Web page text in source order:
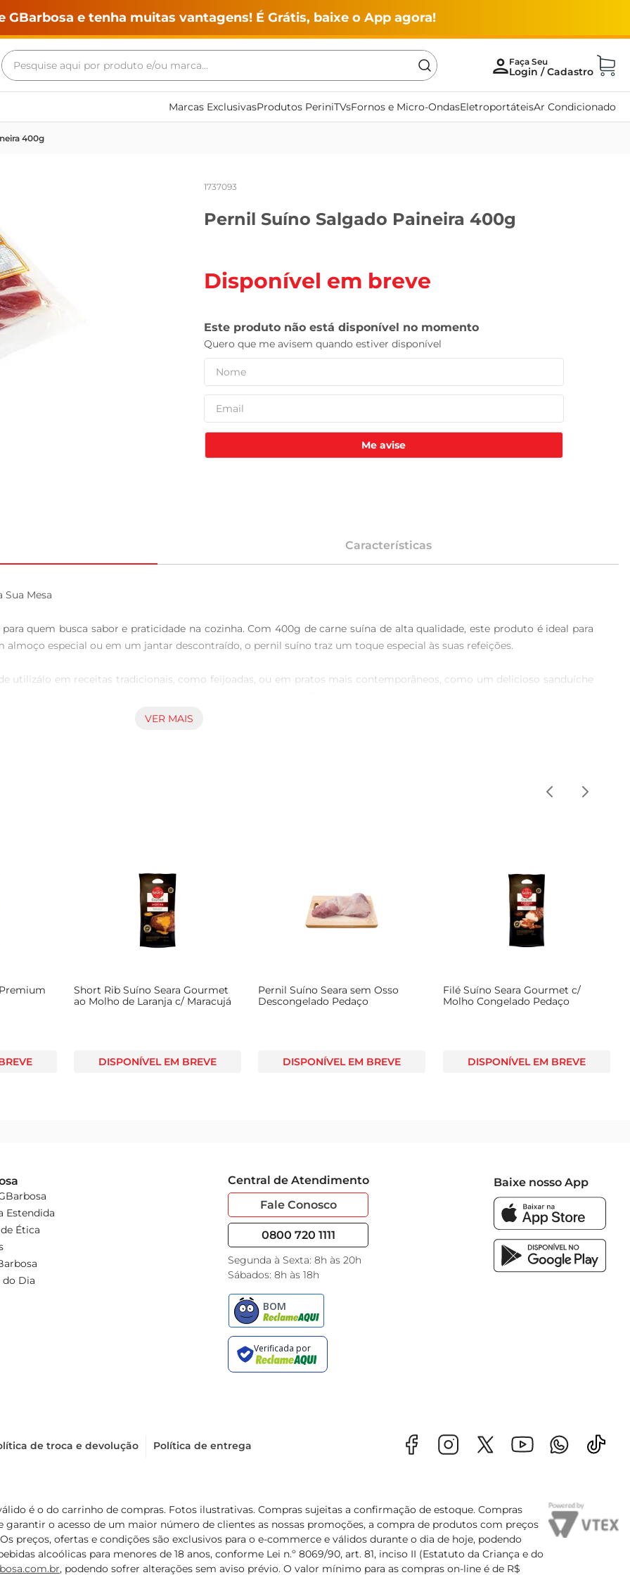
GBarbosa e tenha muitas vantagens! É Grátis, baixe o App agora!
Pesquise aqui por produto e/ou marca...
Marcas ExclusivasProdutos PeriniTVsFornos e Micro-OndasEletroportáteisAr Condicionado
400g
1737093
Pernil Suíno Salgado Paineira 400g
Disponível em breve
Me avise
Características
Mesa
quem busca sabor e praticidade na cozinha. Com 400g de carne suína de alta qualidade, este produto é ideal para
especial ou em um jantar descontraído, o pernil suíno traz um toque especial às suas refeições.
utilizálo em receitas tradicionais, como feijoadas, ou em pratos mais contemporâneos, como um delicioso sanduíche
VER MAIS
Short Rib Suíno Seara Gourmet
ao Molho de Laranja c/ Maracujá
DISPONÍVEL EM BREVE
Pernil Suíno Seara sem Osso
Descongelado Pedaço
DISPONÍVEL EM BREVE
Filé Suíno Seara Gourmet c/
Molho Congelado Pedaço
DISPONÍVEL EM BREVE
Estendida
Ética
do Dia
Central de Atendimento
Fale Conosco
0800 720 1111
Segunda à Sexta: 8h às 20h
Sábados: 8h às 18h
Baixe nosso App
de troca e devolução Política de entrega
é o do carrinho de compras. Fotos ilustrativas. Compras sujeitas a confirmação de estoque. Compras
garantir o acesso de um maior número de clientes as nossas promoções, a compra de produtos com preços
preços, ofertas e condições são exclusivos para o e-commerce e válidos durante o dia de hoje, podendo
alcoólicas para menores de 18 anos, conforme Lei n.º 8069/90, art. 81, inciso II (Estatuto da Criança e do
, podendo sofrer alterações sem aviso prévio. O valor mínimo para as compras on-line é de R$
Termos mais buscados
maquina lavar
vinho
leite pó